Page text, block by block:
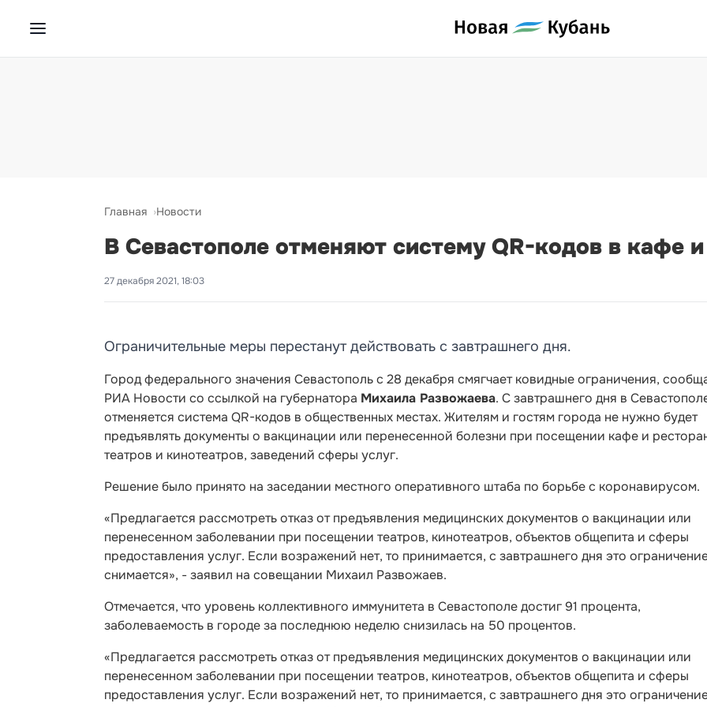
Главная Новости
В Севастополе отменяют систему QR-кодов в кафе
27 декабря 2021, 18:03
Ограничительные меры перестанут действовать с завтрашнего дня.
Город федерального значения Севастополь с 28 декабря смягчает ковидные ограничения,
РИА Новости со ссылкой на губернатора Михаила Развожаева. С завтрашнего дня в
отменяется система QR-кодов в общественных местах. Жителям и гостям города не нужно будет
предъявлять документы о вакцинации или перенесенной болезни при посещении кафе и
театров и кинотеатров, заведений сферы услуг.
Решение было принято на заседании местного оперативного штаба по борьбе с коронавирусом.
«Предлагается рассмотреть отказ от предъявления медицинских документов о вакцинации или
перенесенном заболевании при посещении театров, кинотеатров, объектов общепита и сферы
предоставления услуг. Если возражений нет, то принимается, с завтрашнего дня это
снимается», - заявил на совещании Михаил Развожаев.
Отмечается, что уровень коллективного иммунитета в Севастополе достиг 91 процента,
заболеваемость в городе за последнюю неделю снизилась на 50 процентов.
«Предлагается рассмотреть отказ от предъявления медицинских документов о вакцинации или
перенесенном заболевании при посещении театров, кинотеатров, объектов общепита и сферы
предоставления услуг. Если возражений нет, то принимается, с завтрашнего дня это